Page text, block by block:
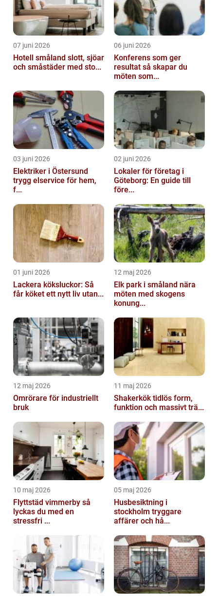
07 juni 2026
Hotell småland slott, sjöar
och småstäder med sto...
06 juni 2026
Konferens som ger
resultat så skapar du
möten som...
03 juni 2026
Elektriker i Östersund
trygg elservice för hem,
f...
02 juni 2026
Lokaler för företag i
Göteborg: En guide till
före...
01 juni 2026
Lackera köksluckor: Så
får köket ett nytt liv utan...
12 maj 2026
Elk park i småland nära
möten med skogens
konung...
12 maj 2026
Omrörare för industriellt
bruk
11 maj 2026
Shakerkök tidlös form,
funktion och massivt trä...
10 maj 2026
Flyttstäd vimmerby så
lyckas du med en
stressfri ...
05 maj 2026
Husbesiktning i
stockholm tryggare
affärer och hå...